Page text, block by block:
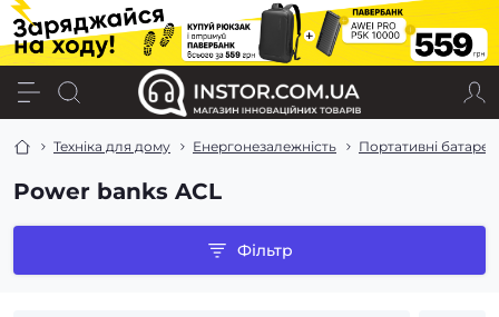
Техніка для дому Енергонезалежність Портативні
Power banks ACL
Фільтр